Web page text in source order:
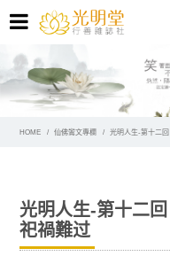
HOME 仙佛鸞文專欄 光明人生-第十二
光明人生-第十二
祀禍難过